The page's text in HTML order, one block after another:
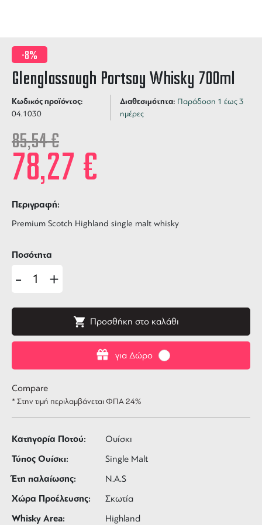
-8%
Glenglassaugh Portsoy Whisky 700ml
Κωδικός προϊόντος:
04.1030
Διαθεσιμότητα: Παράδοση 1 έως 3
ημέρες
85,54€
78,27 €
Περιγραφή:
Premium Scotch Highland single malt whisky
για Δώρο
Ποσότητα
- +
Προσθήκη στο καλάθι
Compare
* Στην τιμή περιλαμβάνεται ΦΠΑ 24%
Κατηγορία Ποτού: Ουίσκι
Τύπος Ουίσκι: Single Malt
Έτη παλαίωσης: N.A.S
Χώρα Προέλευσης: Σκωτία
Whisky Area: Highland